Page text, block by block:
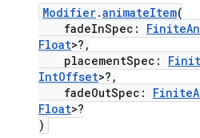
Modifier.animateItem(
fadeInSpec:
Float>?,
placementSpec:
IntOffset>?,
fadeOutSpec:
Float>?
)